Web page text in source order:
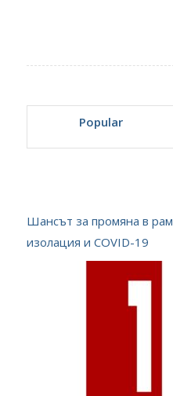
Popular
Шансът за промяна в
изолация и COVID-19